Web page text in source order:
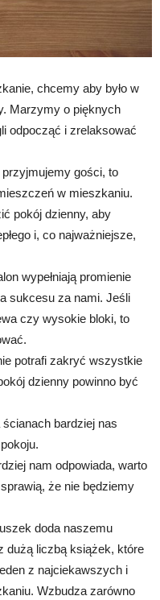
chcemy aby było w
Marzymy o pięknych
odpocząć i zrelaksować
gości, to
w mieszkaniu.
pokój dzienny, aby
i, co najważniejsze,
wypełniają promienie
sukcesu za nami. Jeśli
czy wysokie bloki, to
potrafi zakryć wszystkie
dzienny powinno być
bardziej nas
nam odpowiada, warto
że nie będziemy
doda naszemu
dużą liczbą książek, które
z najciekawszych i
Wzbudza zarówno